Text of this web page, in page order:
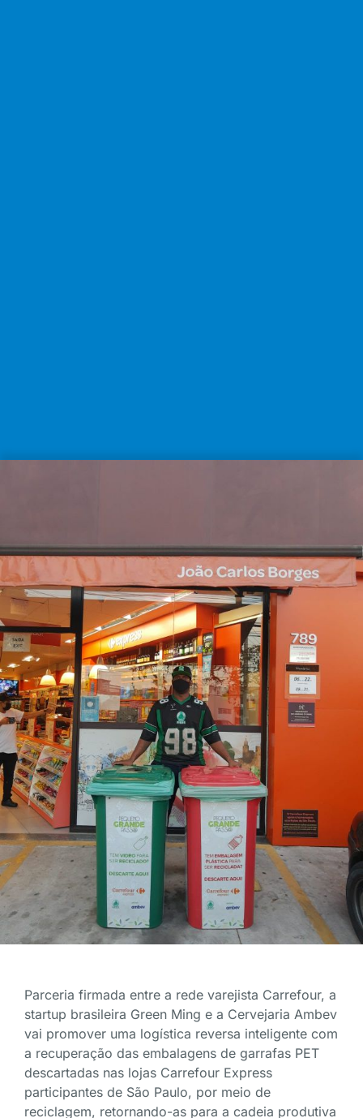
Parceria firmada entre a rede varejista Carrefour, a
startup brasileira Green Ming e a Cervejaria Ambev
vai promover uma logística reversa inteligente com
a recuperação das embalagens de garrafas PET
descartadas nas lojas Carrefour Express
participantes de São Paulo, por meio de
reciclagem, retornando-as para a cadeia produtiva